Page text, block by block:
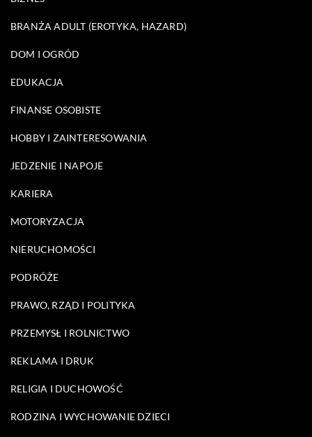
BRANŻA ADULT (EROTYKA, HAZARD)
DOM I OGRÓD
EDUKACJA
FINANSE OSOBISTE
HOBBY I ZAINTERESOWANIA
JEDZENIE I NAPOJE
KARIERA
MOTORYZACJA
NIERUCHOMOŚCI
PODRÓŻE
PRAWO, RZĄD I POLITYKA
PRZEMYSŁ I ROLNICTWO
REKLAMA I DRUK
RELIGIA I DUCHOWOŚĆ
RODZINA I WYCHOWANIE DZIECI